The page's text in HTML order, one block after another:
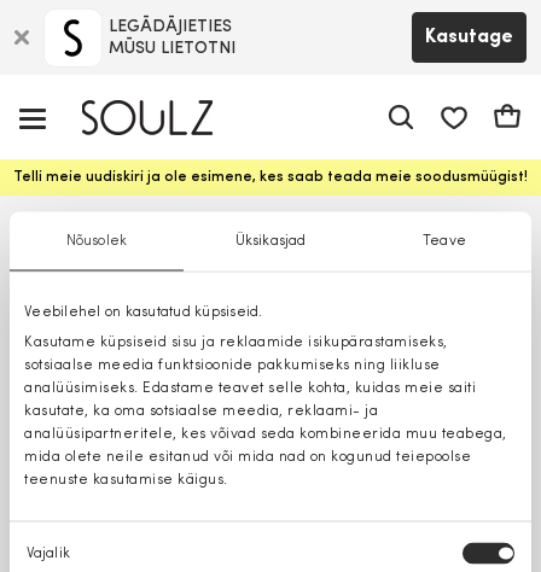
Nõusolek Üksikasjad Teave
Veebilehel on kasutatud küpsiseid.
Kasutame küpsiseid sisu ja reklaamide isikupärastamiseks,
sotsiaalse meedia funktsioonide pakkumiseks ning liikluse
analüüsimiseks. Edastame teavet selle kohta, kuidas meie saiti
kasutate, ka oma sotsiaalse meedia, reklaami- ja
analüüsipartneritele, kes võivad seda kombineerida muu teabega,
mida olete neile esitanud või mida nad on kogunud teiepoolse
teenuste kasutamise käigus.
Nõusoleku
Vajalik
LEGĀDĀJIETIES
MŪSU LIETOTNI
Kasutage
Telli meie uudiskiri ja ole esimene, kes saab teada meie soodusmüügist!